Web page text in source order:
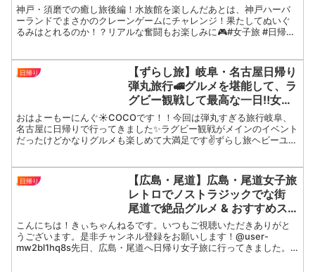
神戸・須磨での癒し旅後編！水族館を楽しんだあとは、神戸ハーバ
ーランドでまさかのクレーンゲームにチャレンジ！果たしてぬいぐ
るみはとれるのか！？リアルな奮闘もお楽しみに🎮#女子旅 #日帰り
日帰り
【ずらし旅】岐阜・名古屋日帰り
弾丸旅行🚅グルメを堪能して、ラ
グビー観戦して最高な一日‼️女子
旅って最高だ✨✨
おはよーもーにんぐ☀︎COCOです！！今回は弾丸すぎる旅行岐阜、
名古屋に日帰りで行ってきました✨ラグビー観戦がメインのイベント
だったけどかなりグルメも楽しめて大満足です✌️ずらし旅ヘビーユー
日帰り
【広島・尾道】広島・尾道女子旅
レトロでノストラジックでな街
尾道で絶品グルメ & おすすめス
ポットで満喫
こんにちは！きぃちゃんねるです。いつもご視聴いただきありがと
うございます。是非チャンネル登録をお願いします！@user-
mw2bl1hq8s先日、広島・尾道へ日帰り女子旅に行ってきました。